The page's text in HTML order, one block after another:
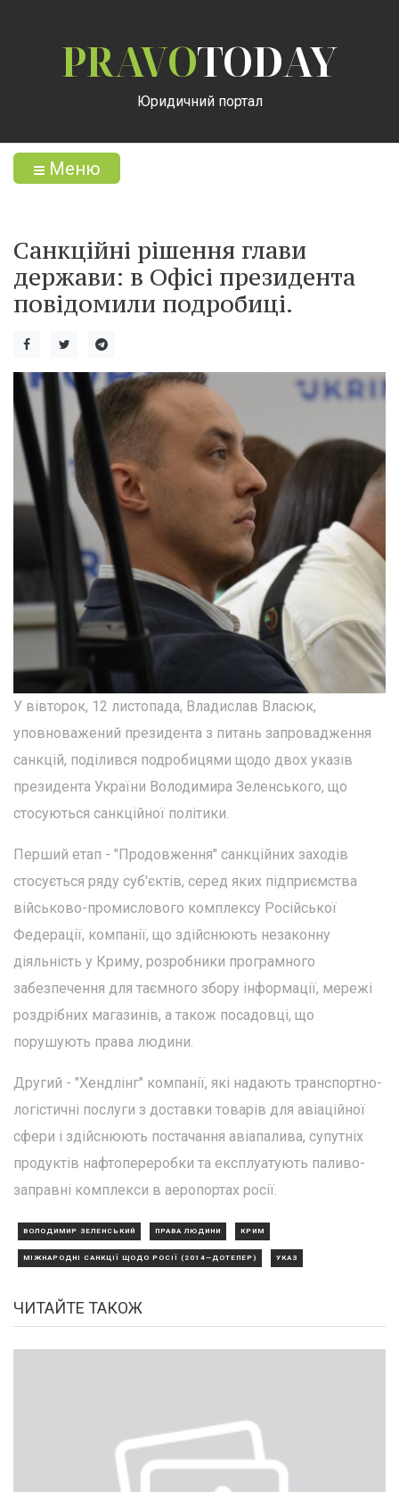
PRAVOTODAY
Юридичний портал
Меню
Санкційні рішення глави
держави: в Офісі президента
повідомили подробиці.
У вівторок, 12 листопада, Владислав Власюк,
уповноважений президента з питань запровадження
санкцій, поділився подробицями щодо двох указів
президента України Володимира Зеленського, що
стосуються санкційної політики.
Перший етап - "Продовження" санкційних заходів
стосується ряду суб'єктів, серед яких підприємства
військово-промислового комплексу Російської
Федерації, компанії, що здійснюють незаконну
діяльність у Криму, розробники програмного
забезпечення для таємного збору інформації, мережі
роздрібних магазинів, а також посадовці, що
порушують права людини.
Другий - "Хендлінг" компанії, які надають транспортно-
логістичні послуги з доставки товарів для авіаційної
сфери і здійснюють постачання авіапалива, супутніх
продуктів нафтопереробки та експлуатують паливо-
заправні комплекси в аеропортах росії.
ВОЛОДИМИР ЗЕЛЕНСЬКИЙ ПРАВА ЛЮДИНИ КРИМ
МІЖНАРОДНІ САНКЦІЇ ЩОДО РОСІЇ (2014—ДОТЕПЕР) УКАЗ
ЧИТАЙТЕ ТАКОЖ